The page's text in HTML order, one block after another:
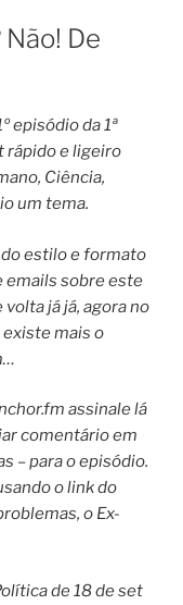
De
episódio da 1ª
rápido e ligeiro
Ciência,
um tema.
estilo e formato
emails sobre este
já já, agora no
mais o
assinale lá
comentário em
– para o episódio.
o link do
o Ex-
de 18 de set